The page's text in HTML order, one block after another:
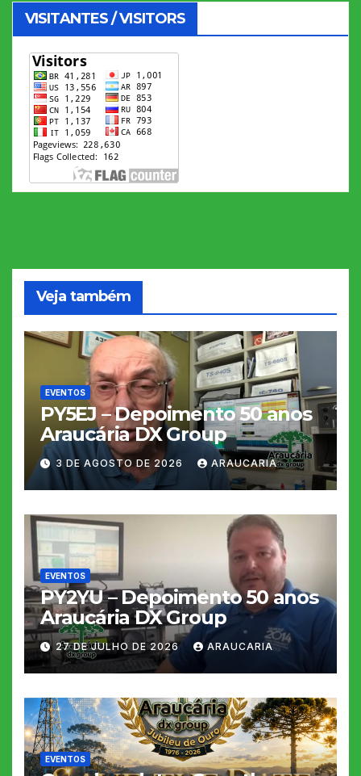
VISITANTES / VISITORS
Veja também
EVENTOS
PY5EJ – Depoimento 50 anos
Araucária DX Group
3 DE AGOSTO DE 2026 ARAUCARIA
EVENTOS
PY2YU – Depoimento 50 anos
Araucária DX Group
27 DE JULHO DE 2026 ARAUCARIA
EVENTOS